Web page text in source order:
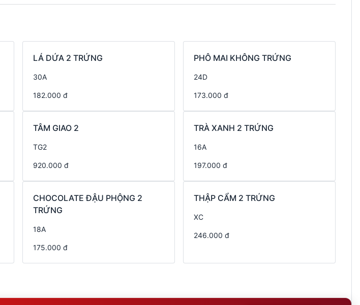
LÁ DỨA 2 TRỨNG
30A
182.000 đ
PHÔ MAI KHÔNG TRỨNG
24D
173.000 đ
TÂM GIAO 2
TG2
920.000 đ
TRÀ XANH 2 TRỨNG
16A
197.000 đ
CHOCOLATE ĐẬU PHỘNG 2
TRỨNG
18A
175.000 đ
THẬP CẨM 2 TRỨNG
XC
246.000 đ